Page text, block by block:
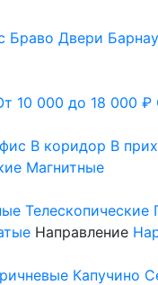
Браво Двери
10 000 до 18 000 ₽
В коридор В
Магнитные
Телескопические
Направление
Капучино